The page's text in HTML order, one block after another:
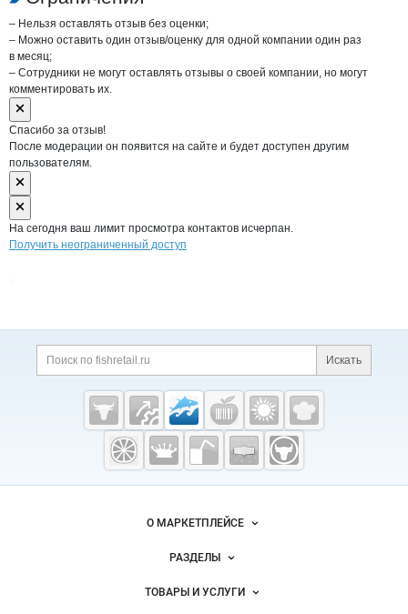
– Нельзя оставлять отзыв без оценки;
– Можно оставить один отзыв/оценку для одной компании один раз
в месяц;
– Сотрудники не могут оставлять отзывы о своей компании, но могут
комментировать их.
Спасибо за отзыв!
После модерации он появится на сайте и будет доступен другим
пользователям.
На сегодня ваш лимит просмотра контактов исчерпан.
Получить неограниченный доступ
Дополнительная информация
Поиск по сайту и
Искать
Cсылки на полезные проекты
Fishretail.ru —
рыба,
морепродукты
Важные разделы и контакты
Навигация по сайтуО МАРКЕТПЛЕЙСЕ
Новости Fishretail.ru
Размещение рекламы
РАЗДЕЛЫ
Объявления
ТОВАРЫ И УСЛУГИ